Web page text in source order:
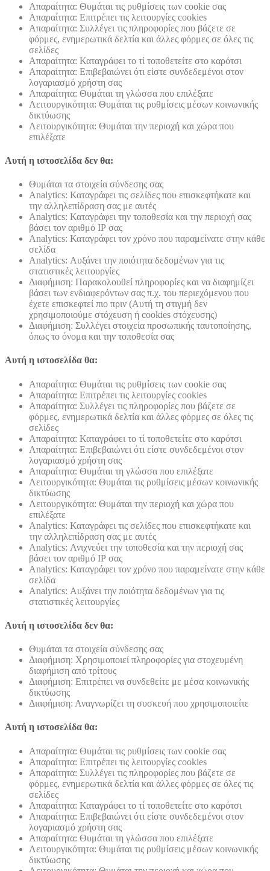
Απαραίτητα: Θυμάται τις ρυθμίσεις των cookie σας
Απαραίτητα: Επιτρέπει τις λειτουργίες cookies
Απαραίτητα: Συλλέγει τις πληροφορίες που βάζετε σε
φόρμες, ενημερωτικά δελτία και άλλες φόρμες σε όλες τις
σελίδες
Απαραίτητα: Καταγράφει το τί τοποθετείτε στο καρότσι
Απαραίτητα: Επιβεβαιώνει ότι είστε συνδεδεμένοι στον
λογαριασμό χρήστη σας
Απαραίτητα: Θυμάται τη γλώσσα που επιλέξατε
Λειτουργικότητα: Θυμάται τις ρυθμίσεις μέσων κοινωνικής
δικτύωσης
Λειτουργικότητα: Θυμάται την περιοχή και χώρα που
επιλέξατε
Αυτή η ιστοσελίδα δεν θα:
Θυμάται τα στοιχεία σύνδεσης σας
Analytics: Καταγράφει τις σελίδες που επισκεφτήκατε και
την αλληλεπίδραση σας με αυτές
Analytics: Καταγράφει την τοποθεσία και την περιοχή σας
βάσει τον αριθμό ΙΡ σας
Analytics: Καταγράφει τον χρόνο που παραμείνατε στην κάθε
σελίδα
Analytics: Αυξάνει την ποιότητα δεδομένων για τις
στατιστικές λειτουργίες
Διαφήμιση: Παρακολουθεί πληροφορίες και να διαφημίζει
βάσει των ενδιαφερόντων σας π.χ. του περιεχόμενου που
έχετε επισκεφτεί πιο πριν (Αυτή τη στιγμή δεν
χρησιμοποιούμε στόχευση ή cookies στόχευσης)
Διαφήμιση: Συλλέγει στοιχεία προσωπικής ταυτοποίησης,
όπως το όνομα και την τοποθεσία σας
Αυτή η ιστοσελίδα θα:
Απαραίτητα: Θυμάται τις ρυθμίσεις των cookie σας
Απαραίτητα: Επιτρέπει τις λειτουργίες cookies
Απαραίτητα: Συλλέγει τις πληροφορίες που βάζετε σε
φόρμες, ενημερωτικά δελτία και άλλες φόρμες σε όλες τις
σελίδες
Απαραίτητα: Καταγράφει το τί τοποθετείτε στο καρότσι
Απαραίτητα: Επιβεβαιώνει ότι είστε συνδεδεμένοι στον
λογαριασμό χρήστη σας
Απαραίτητα: Θυμάται τη γλώσσα που επιλέξατε
Λειτουργικότητα: Θυμάται τις ρυθμίσεις μέσων κοινωνικής
δικτύωσης
Λειτουργικότητα: Θυμάται την περιοχή και χώρα που
επιλέξατε
Analytics: Καταγράφει τις σελίδες που επισκεφτήκατε και
την αλληλεπίδραση σας με αυτές
Analytics: Ανιχνεύει την τοποθεσία και την περιοχή σας
βάσει τον αριθμό ΙΡ σας
Analytics: Καταγράφει τον χρόνο που παραμείνατε στην κάθε
σελίδα
Analytics: Αυξάνει την ποιότητα δεδομένων για τις
στατιστικές λειτουργίες
Αυτή η ιστοσελίδα δεν θα:
Θυμάται τα στοιχεία σύνδεσης σας
Διαφήμιση: Χρησιμοποιεί πληροφορίες για στοχευμένη
διαφήμιση από τρίτους
Διαφήμιση: Επιτρέπει να συνδεθείτε με μέσα κοινωνικής
δικτύωσης
Διαφήμιση: Αναγνωρίζει τη συσκευή που χρησιμοποιείτε
Αυτή η ιστοσελίδα θα:
Απαραίτητα: Θυμάται τις ρυθμίσεις των cookie σας
Απαραίτητα: Επιτρέπει τις λειτουργίες cookies
Απαραίτητα: Συλλέγει τις πληροφορίες που βάζετε σε
φόρμες, ενημερωτικά δελτία και άλλες φόρμες σε όλες τις
σελίδες
Απαραίτητα: Καταγράφει το τί τοποθετείτε στο καρότσι
Απαραίτητα: Επιβεβαιώνει ότι είστε συνδεδεμένοι στον
λογαριασμό χρήστη σας
Απαραίτητα: Θυμάται τη γλώσσα που επιλέξατε
Λειτουργικότητα: Θυμάται τις ρυθμίσεις μέσων κοινωνικής
δικτύωσης